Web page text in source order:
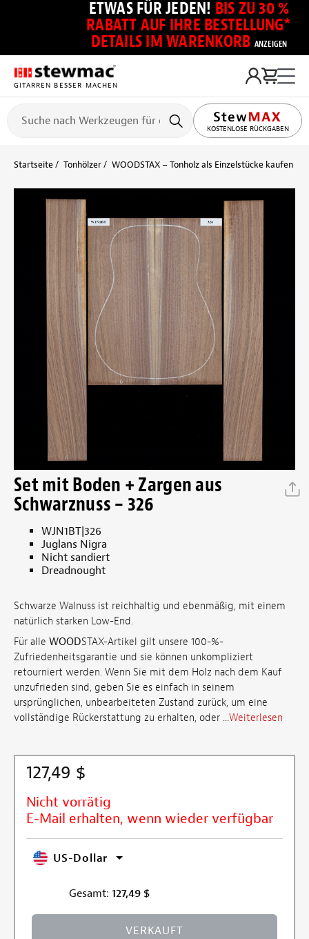
ETWAS FÜR JEDEN! BIS ZU 30 %
RABATT AUF IHRE BESTELLUNG*
DETAILS IM WARENKORB ANZEIGEN
GITARREN BESSER MACHEN
KOSTENLOSE RÜCKGABEN
Startseite Tonhölzer WOODSTAX – Tonholz als Einzelstücke kaufen
Set mit Boden + Zargen aus
Schwarznuss – 326
WJN1BT|326
Juglans Nigra
Nicht sandiert
Dreadnought
Schwarze Walnuss ist reichhaltig und ebenmäßig, mit einem
natürlich starken Low-End.
Für alle WOODSTAX-Artikel gilt unsere 100-%-
Zufriedenheitsgarantie und sie können unkompliziert
retourniert werden. Wenn Sie mit dem Holz nach dem Kauf
unzufrieden sind, geben Sie es einfach in seinem
ursprünglichen, unbearbeiteten Zustand zurück, um eine
vollständige Rückerstattung zu erhalten, oder ...Weiterlesen
127,49 $
Nicht vorrätig
E-Mail erhalten, wenn wieder verfügbar
US-Dollar
Gesamt: 127,49 $
VERKAUFT